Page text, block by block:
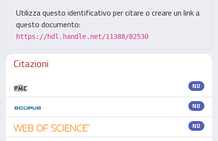
Utilizza questo identificativo per citare o creare un link a
questo documento:
https://hdl.handle.net/11388/82530
Citazioni
ND
ND
ND